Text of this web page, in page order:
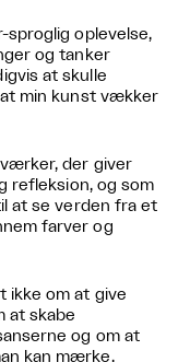
sproglig oplevelse,
og tanker
at skulle
min kunst vækker
der giver
refleksion, og som
at se verden fra et
farver og
ikke om at give
at skabe
og om at
kan mærke,